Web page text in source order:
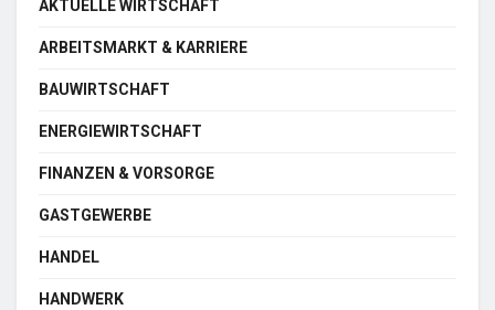
AKTUELLE WIRTSCHAFT
ARBEITSMARKT & KARRIERE
BAUWIRTSCHAFT
ENERGIEWIRTSCHAFT
FINANZEN & VORSORGE
GASTGEWERBE
HANDEL
HANDWERK